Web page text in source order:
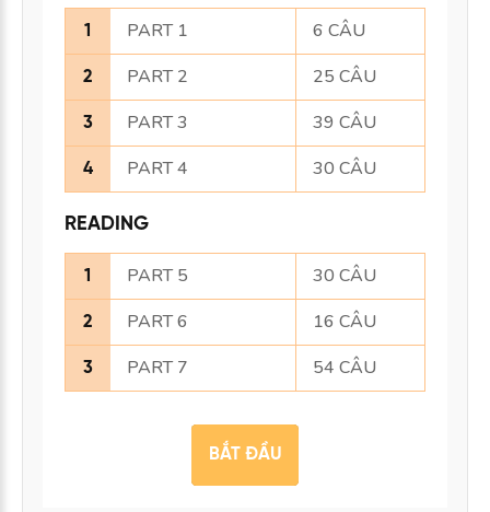
1 PART 1 6 CÂU
2 PART 2 25 CÂU
3 PART 3 39 CÂU
4 PART 4 30 CÂU
READING
1 PART 5 30 CÂU
2 PART 6 16 CÂU
3 PART 7 54 CÂU